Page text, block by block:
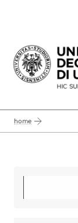
Passa
home